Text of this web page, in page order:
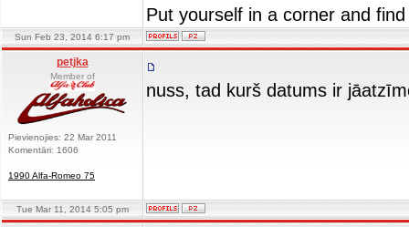
Put yourself in a corner and
Sun Feb 23, 2014 6:17 pm
petjka
Member of
Pievienojies: 22 Mar 2011
Komentāri: 1606
1990 Alfa-Romeo 75
nuss, tad kurš datums ir
Tue Mar 11, 2014 5:05 pm